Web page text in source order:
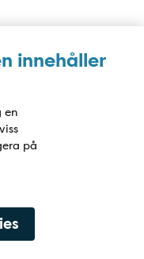
innehåller
en
på